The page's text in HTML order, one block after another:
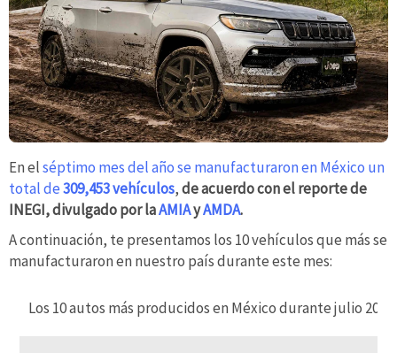
En elséptimo mes del año se manufacturaron en México un
total de309,453 vehículos,de acuerdo con el reporte de
INEGI, divulgado por laAMIAyAMDA.
A continuación, te presentamos los 10 vehículos que más se
manufacturaron en nuestro país durante este mes:
Los 10 autos más producidos en México durante julio 2025